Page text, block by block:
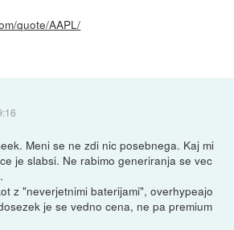
quote/AAPL/
Meni se ne zdi nic posebnega. Kaj mi
je slabsi. Ne rabimo generiranja se vec
z "neverjetnimi baterijami", overhypeajo
je se vedno cena, ne pa premium